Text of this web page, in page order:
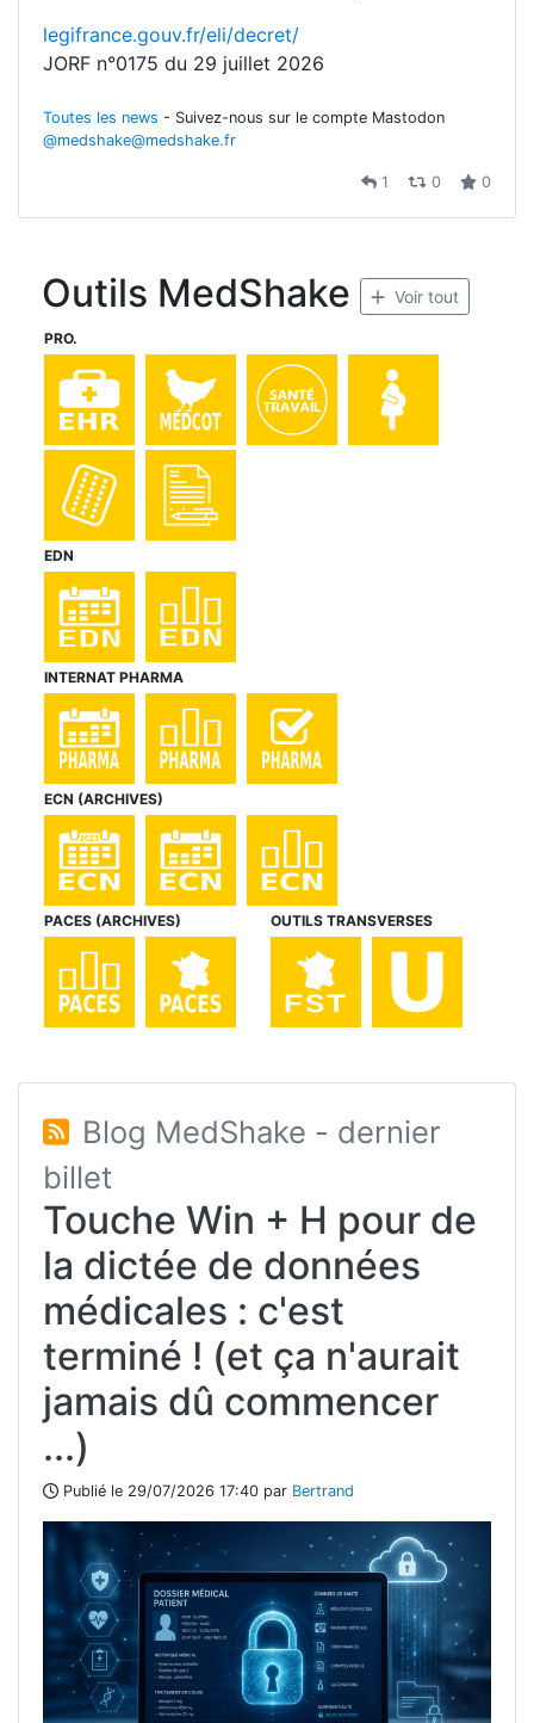
legifrance.gouv.fr/eli/decret/
JORF n°0175 du 29 juillet 2026
Toutes les news - Suivez-nous sur le compte Mastodon
@medshake@medshake.fr
1 0 0
Outils MedShake Voir tout
PRO.
EDN
INTERNAT PHARMA
ECN (ARCHIVES)
PACES (ARCHIVES) OUTILS TRANSVERSES
Blog MedShake - dernier
billet
Touche Win + H pour de
la dictée de données
médicales : c'est
terminé ! (et ça n'aurait
jamais dû commencer
...)
Publié le 29/07/2026 17:40 par Bertrand